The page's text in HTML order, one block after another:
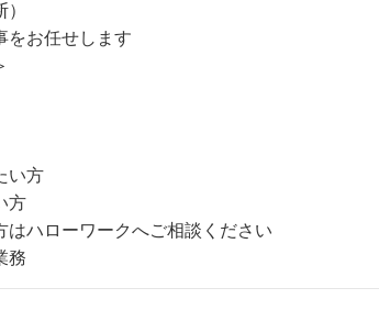
をお任せします
い方
方
はハローワークへご相談ください
務